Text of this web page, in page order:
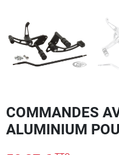
COMMANDES
ALUMINIUM